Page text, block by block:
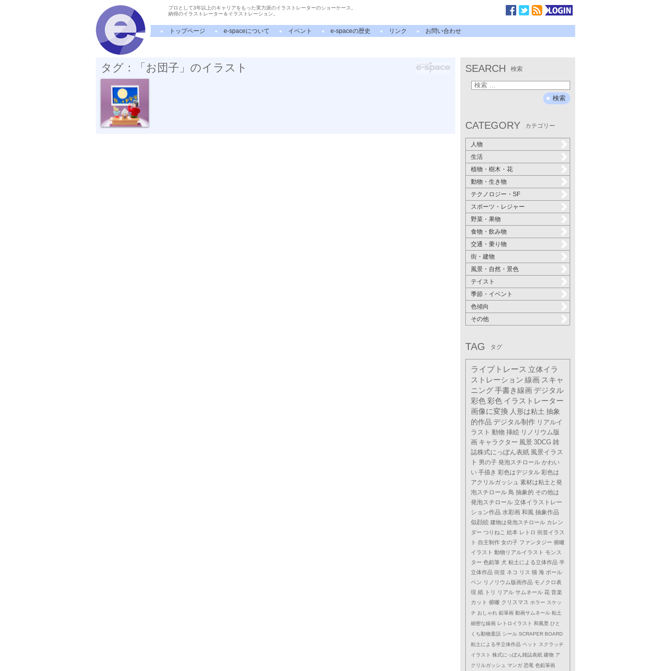
プロとして3年以上のキャリアをもった実力派のイラストレーターのショーケース。
納得のイラストレーター＆イラストレーション。
トップページ e-spaceについて イベント e-spaceの歴史 リンク お問い合わせ
タグ：「お団子」のイラスト
お月見 SEARCH 検索
CATEGORY カテゴリー
人物
生活
植物・樹木・花
動物・生き物
テクノロジー・SF
スポーツ・レジャー
野菜・果物
食物・飲み物
交通・乗り物
街・建物
風景・自然・景色
テイスト
季節・イベント
色傾向
その他
TAG タグ
ライブトレース 立体イラ
ストレーション 線画 スキャ
ニング手書き線画 デジタル
彩色彩色 イラストレーター
画像に変換 人形は粘土 抽象
的作品 デジタル制作 リアルイ
ラスト 動物 挿絵 リノリウム版
画 キャラクター 風景 3DCG 雑
誌株式にっぽん表紙 風景イラス
ト 男の子 発泡スチロール かわい
い 手描き 彩色はデジタル 彩色は
アクリルガッシュ 素材は粘土と発
泡スチロール 鳥 抽象的 その他は
発泡スチロール 立体イラストレー
ション作品 水彩画 和風 抽象作品
似顔絵 建物は発泡スチロール カレン
ダー つりねこ 絵本 レトロ 街並イラス
ト 自主制作 女の子 ファンタジー 俯瞰
イラスト 動物リアルイラスト モンス
ター 色鉛筆 犬 粘土による立体作品 半
立体作品 街並 ネコ リス 猫 海 ボール
ペン リノリウム版画作品 モノクロ表
現 紙 トリ リアル サムネール 花 音楽
カット 俯瞰 クリスマス ホラー スケッ
チ おしゃれ 鉛筆画 動画サムネール 粘土
細密な線画 レトロイラスト 和風景 ひと
くち動物童話 シール SCRAPER BOARD
粘土による半立体作品 ペット
スクラッチ
イラスト 株式にっぽん雑誌表紙 建物 ア
クリルガッシュ
マンガ 恐竜 色鉛筆画